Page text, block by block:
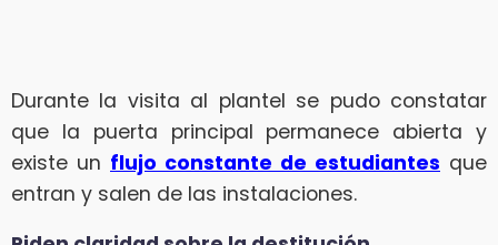
Durante la visita al plantel se pudo constatar
que la puerta principal permanece abierta y
existe un flujo constante de estudiantes que
entran y salen de las instalaciones.